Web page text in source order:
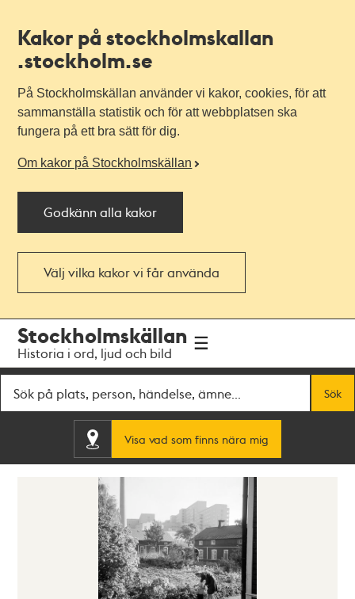
Kakor på stockholmskallan
.stockholm.se
På Stockholmskällan använder vi kakor, cookies, för att
sammanställa statistik och för att webbplatsen ska
fungera på ett bra sätt för dig.
Om kakor på Stockholmskällan
Godkänn alla kakor
Välj vilka kakor vi får använda
navigationen
huvudinnehållet
Stockholmskällan
Historia i ord, ljud och bild
Sök
Visa vad som finns nära mig